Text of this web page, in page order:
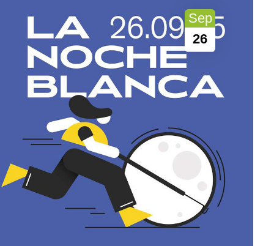
TURISMO ACTIVO
TIENDA
AGENDA
OFERTAS
CONTACTO
Sep
26